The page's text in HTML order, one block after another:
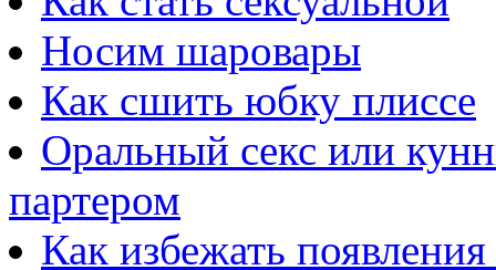
Носим шаровары
Как сшить юбку плиссе
Оральный секс или
партером
Как избежать